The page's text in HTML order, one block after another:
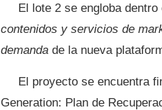
El lote 2 se engloba
contenidos y servicios de
demanda de la nueva
El proyecto se encuentra
Generation: Plan de